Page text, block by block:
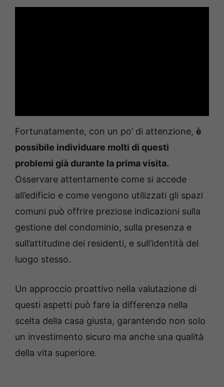
Fortunatamente, con un po’ di attenzione, è
possibile individuare molti di questi
problemi già durante la prima visita.
Osservare attentamente come si accede
all’edificio e come vengono utilizzati gli spazi
comuni può offrire preziose indicazioni sulla
gestione del condominio, sulla presenza e
sull’attitudine dei residenti, e sull’identità del
luogo stesso.
Un approccio proattivo nella valutazione di
questi aspetti può fare la differenza nella
scelta della casa giusta, garantendo non solo
un investimento sicuro ma anche una qualità
della vita superiore.